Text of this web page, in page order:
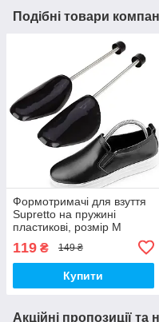
Подібні товари
Формотримачі для взуття
Supretto на пружині
пластикові, розмір М
119 ₴ 149 ₴
Купити
Акційні пропозиції та